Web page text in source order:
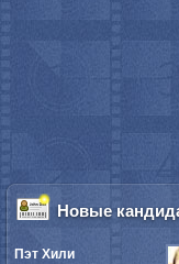
Новые
Пэт Хили